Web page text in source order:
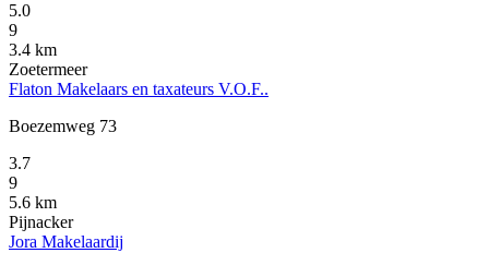
5.0
9
3.4 km
Zoetermeer
Flaton Makelaars en taxateurs V.O.F..
Boezemweg 73
3.7
9
5.6 km
Pijnacker
Jora Makelaardij